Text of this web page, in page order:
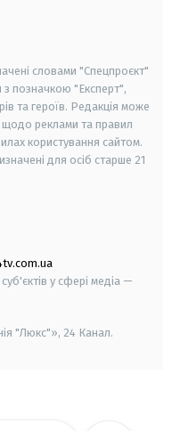
словами "Спецпроєкт"
з позначкою "Експерт",
та героїв. Редакція може
щодо реклами та правил
користування сайтом.
для осіб старше 21
у сфері медіа —
"Люкс"», 24 Канал.